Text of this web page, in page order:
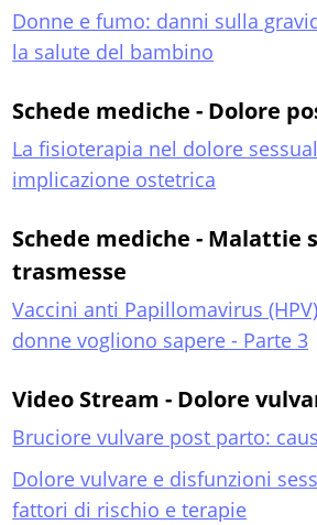
Donne e fumo: danni sulla
la salute del bambino
Schede mediche - Dolore
La fisioterapia nel dolore
implicazione ostetrica
Schede mediche - Malattie
trasmesse
Vaccini anti Papillomavirus
donne vogliono sapere - Parte 3
Video Stream - Dolore
Bruciore vulvare post parto:
Dolore vulvare e disfunzioni
fattori di rischio e terapie